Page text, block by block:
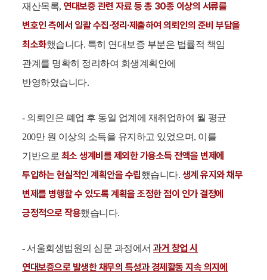
재산목록, 연대보증 관련 자료 등 총 30종 이상의 서류를
변호인 측에서 일괄 수집·정리·제출하여 의뢰인의 준비 부담을
최소화했습니다. 특히 연대보증 부분은 법률적 책임
관계를 명확히 정리하여 회생계획안에
반영하였습니다.
- 의뢰인은 폐업 후 동일 업계에 재취업하여 월 평균
200만 원 이상의 소득을 유지하고 있었으며, 이를
기반으로 최소 생계비를 제외한 가용소득 전액을 변제에
투입하는 현실적인 계획안을 수립했습니다. 생계 유지와 채무
변제를 병행할 수 있도록 계획을 조정한 점이 인가 결정에
긍정적으로 작용했습니다.
- 서울회생법원의 심문 과정에서과거 창업 시
연대보증으로 발생한 채무의 특성과 경제활동 지속 의지에